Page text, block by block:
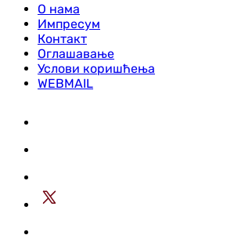
О нама
Импресум
Контакт
Оглашавање
Услови коришћења
WEBMAIL